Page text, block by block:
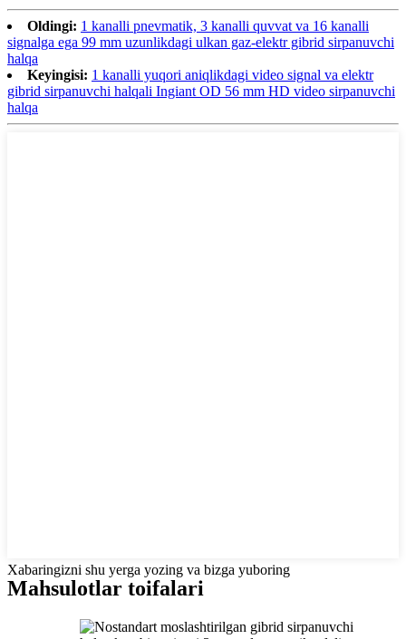
Oldingi: 1 kanalli pnevmatik, 3 kanalli quvvat va 16 kanalli
signalga ega 99 mm uzunlikdagi ulkan gaz-elektr gibrid sirpanuvchi
halqa
Keyingisi: 1 kanalli yuqori aniqlikdagi video signal va elektr
gibrid sirpanuvchi halqali Ingiant OD 56 mm HD video sirpanuvchi
halqa
Xabaringizni shu yerga yozing va bizga yuboring
Mahsulotlar toifalari